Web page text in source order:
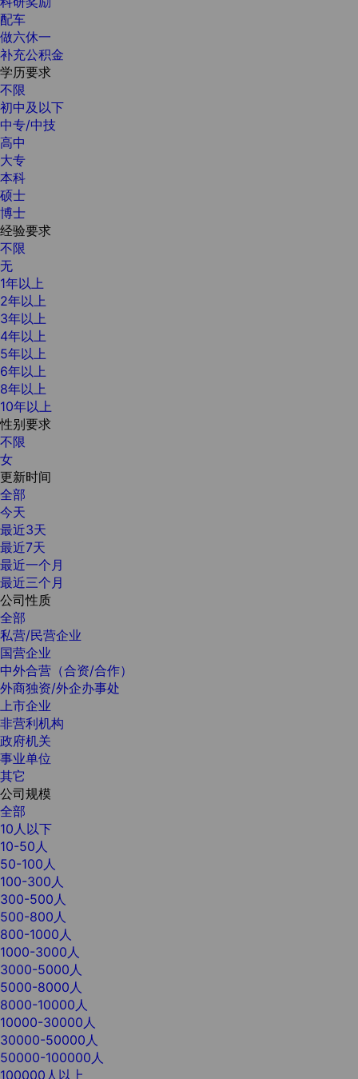
配车
做六休一
补充公积金
学历要求
不限
初中及以下
中专/中技
高中
大专
本科
硕士
博士
经验要求
不限
无
1年以上
2年以上
3年以上
4年以上
5年以上
6年以上
8年以上
10年以上
性别要求
不限
女
更新时间
全部
今天
最近3天
最近7天
最近一个月
最近三个月
公司性质
全部
私营/民营企业
国营企业
中外合营（合资/合作）
外商独资/外企办事处
上市企业
非营利机构
政府机关
事业单位
其它
公司规模
全部
10人以下
10-50人
50-100人
100-300人
300-500人
500-800人
800-1000人
1000-3000人
3000-5000人
5000-8000人
8000-10000人
10000-30000人
30000-50000人
50000-100000人
100000人以上